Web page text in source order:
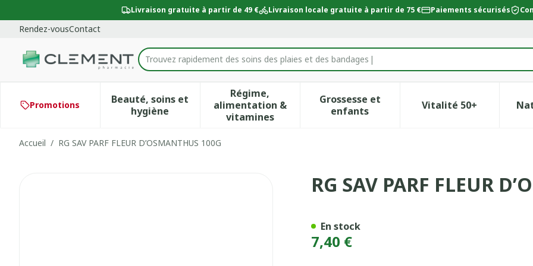
Livraison gratuite à partir de 49 € Livraison locale gratuite à partir de 75 € Paiements sécurisés
Rendez-vousContact
Rechercher
Trouvez rapidement des soins des plaies et des bandages
Promotions
Beauté, soins et
hygièneAfficher le sous-menu pour la catégorie Beauté, soins et hygiène
Régime,
alimentation &
vitamines
Afficher le sous-menu pour la catégorie Régime,
Grossesse et
enfantsAfficher le sous-menu pour la
Vitalité 50+Afficher le sous-
Accueil / RG SAV PARF FLEUR D’OSMANTHUS 100G
RG SAV PARF FLEUR D’OSMANTHUS 100GRG SAV PARF FLEUR
7,40 €
En stock